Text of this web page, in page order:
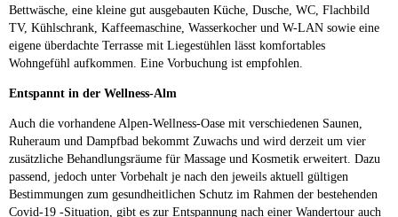
Bettwäsche, eine kleine gut ausgebauten Küche, Dusche, WC, Flachbild
TV, Kühlschrank, Kaffeemaschine, Wasserkocher und W-LAN sowie eine
eigene überdachte Terrasse mit Liegestühlen lässt komfortables
Wohngefühl aufkommen. Eine Vorbuchung ist empfohlen.
Entspannt in der Wellness-Alm
Auch die vorhandene Alpen-Wellness-Oase mit verschiedenen Saunen,
Ruheraum und Dampfbad bekommt Zuwachs und wird derzeit um vier
zusätzliche Behandlungsräume für Massage und Kosmetik erweitert. Dazu
passend, jedoch unter Vorbehalt je nach den jeweils aktuell gültigen
Bestimmungen zum gesundheitlichen Schutz im Rahmen der bestehenden
Covid-19 -Situation, gibt es zur Entspannung nach einer Wandertour auch